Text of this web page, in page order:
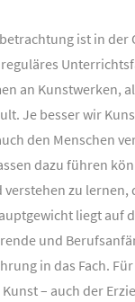
ist in der
an Kunstwerken,
Je besser wir
den Menschen
dazu führen
zu lernen,
liegt auf
und
in das Fach.
– auch der